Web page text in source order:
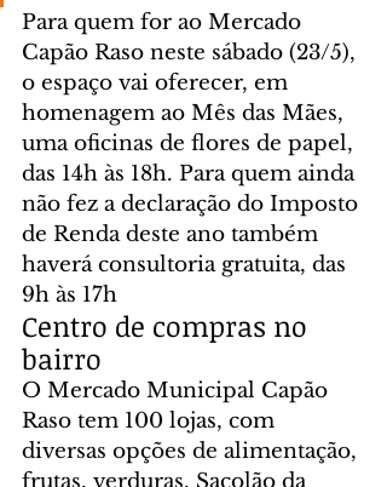
Para quem for ao Mercado
Capão Raso neste sábado (23/5),
o espaço vai oferecer, em
homenagem ao Mês das Mães,
uma oficinas de flores de papel,
das 14h às 18h. Para quem ainda
não fez a declaração do Imposto
de Renda deste ano também
haverá consultoria gratuita, das
9h às 17h
Centro de compras no
bairro
O Mercado Municipal Capão
Raso tem 100 lojas, com
diversas opções de alimentação,
frutas, verduras, Sacolão da